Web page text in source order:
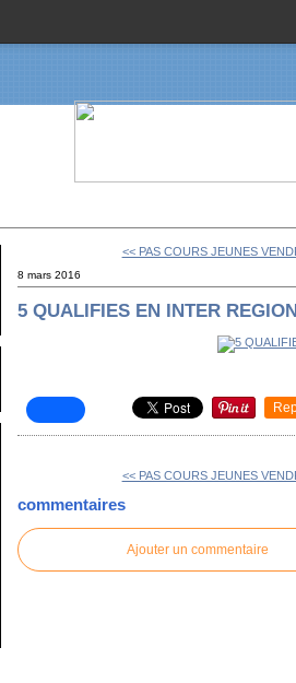
<< PAS COURS JEUNES
8 mars 2016
5 QUALIFIES EN INTER
<< PAS COURS JEUNES
commentaires
Ajouter un commentaire